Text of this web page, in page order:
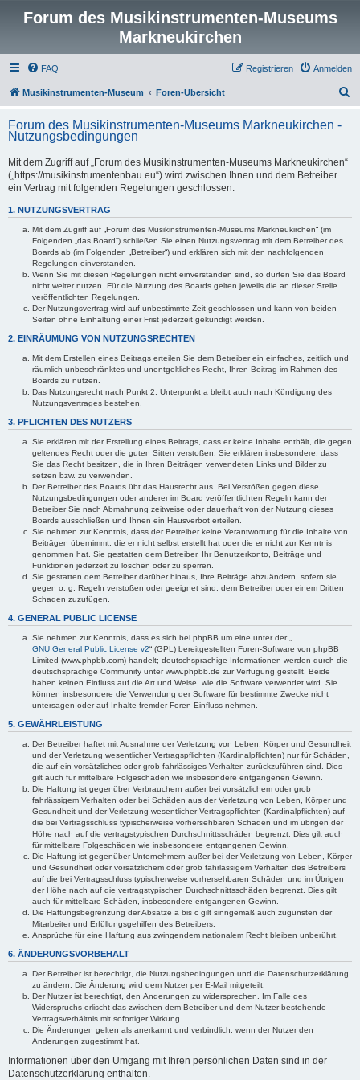
Forum des Musikinstrumenten-Museums
Markneukirchen
FAQ Anmelden
Registrieren
Musikinstrumenten-Museum Foren-Übersicht
h
Forum des Musikinstrumenten-Museums Markneukirchen -
Nutzungsbedingungen
Mit dem Zugriff auf „Forum des Musikinstrumenten-Museums Markneukirchen“
(„https://musikinstrumentenbau.eu“) wird zwischen Ihnen und dem Betreiber
ein Vertrag mit folgenden Regelungen geschlossen:
1. NUTZUNGSVERTRAG
Mit dem Zugriff auf „Forum des Musikinstrumenten-Museums Markneukirchen“ (im
Folgenden „das Board“) schließen Sie einen Nutzungsvertrag mit dem Betreiber des
Boards ab (im Folgenden „Betreiber“) und erklären sich mit den nachfolgenden
Regelungen einverstanden.
Wenn Sie mit diesen Regelungen nicht einverstanden sind, so dürfen Sie das Board
nicht weiter nutzen. Für die Nutzung des Boards gelten jeweils die an dieser Stelle
veröffentlichten Regelungen.
Der Nutzungsvertrag wird auf unbestimmte Zeit geschlossen und kann von beiden
Seiten ohne Einhaltung einer Frist jederzeit gekündigt werden.
2. EINRÄUMUNG VON NUTZUNGSRECHTEN
Mit dem Erstellen eines Beitrags erteilen Sie dem Betreiber ein einfaches, zeitlich und
räumlich unbeschränktes und unentgeltliches Recht, Ihren Beitrag im Rahmen des
Boards zu nutzen.
Das Nutzungsrecht nach Punkt 2, Unterpunkt a bleibt auch nach Kündigung des
Nutzungsvertrages bestehen.
3. PFLICHTEN DES NUTZERS
Sie erklären mit der Erstellung eines Beitrags, dass er keine Inhalte enthält, die gegen
geltendes Recht oder die guten Sitten verstoßen. Sie erklären insbesondere, dass
Sie das Recht besitzen, die in Ihren Beiträgen verwendeten Links und Bilder zu
setzen bzw. zu verwenden.
Der Betreiber des Boards übt das Hausrecht aus. Bei Verstößen gegen diese
Nutzungsbedingungen oder anderer im Board veröffentlichten Regeln kann der
Betreiber Sie nach Abmahnung zeitweise oder dauerhaft von der Nutzung dieses
Boards ausschließen und Ihnen ein Hausverbot erteilen.
Sie nehmen zur Kenntnis, dass der Betreiber keine Verantwortung für die Inhalte von
Beiträgen übernimmt, die er nicht selbst erstellt hat oder die er nicht zur Kenntnis
genommen hat. Sie gestatten dem Betreiber, Ihr Benutzerkonto, Beiträge und
Funktionen jederzeit zu löschen oder zu sperren.
Sie gestatten dem Betreiber darüber hinaus, Ihre Beiträge abzuändern, sofern sie
gegen o. g. Regeln verstoßen oder geeignet sind, dem Betreiber oder einem Dritten
Schaden zuzufügen.
4. GENERAL PUBLIC LICENSE
Sie nehmen zur Kenntnis, dass es sich bei phpBB um eine unter der „
GNU General Public License v2“ (GPL) bereitgestellten Foren-Software von phpBB
Limited (www.phpbb.com) handelt; deutschsprachige Informationen werden durch die
deutschsprachige Community unter www.phpbb.de zur Verfügung gestellt. Beide
haben keinen Einfluss auf die Art und Weise, wie die Software verwendet wird. Sie
können insbesondere die Verwendung der Software für bestimmte Zwecke nicht
untersagen oder auf Inhalte fremder Foren Einfluss nehmen.
5. GEWÄHRLEISTUNG
Der Betreiber haftet mit Ausnahme der Verletzung von Leben, Körper und Gesundheit
und der Verletzung wesentlicher Vertragspflichten (Kardinalpflichten) nur für Schäden,
die auf ein vorsätzliches oder grob fahrlässiges Verhalten zurückzuführen sind. Dies
gilt auch für mittelbare Folgeschäden wie insbesondere entgangenen Gewinn.
Die Haftung ist gegenüber Verbrauchern außer bei vorsätzlichem oder grob
fahrlässigem Verhalten oder bei Schäden aus der Verletzung von Leben, Körper und
Gesundheit und der Verletzung wesentlicher Vertragspflichten (Kardinalpflichten) auf
die bei Vertragsschluss typischerweise vorhersehbaren Schäden und im übrigen der
Höhe nach auf die vertragstypischen Durchschnittsschäden begrenzt. Dies gilt auch
für mittelbare Folgeschäden wie insbesondere entgangenen Gewinn.
Die Haftung ist gegenüber Unternehmern außer bei der Verletzung von Leben, Körper
und Gesundheit oder vorsätzlichem oder grob fahrlässigem Verhalten des Betreibers
auf die bei Vertragsschluss typischerweise vorhersehbaren Schäden und im Übrigen
der Höhe nach auf die vertragstypischen Durchschnittsschäden begrenzt. Dies gilt
auch für mittelbare Schäden, insbesondere entgangenen Gewinn.
Die Haftungsbegrenzung der Absätze a bis c gilt sinngemäß auch zugunsten der
Mitarbeiter und Erfüllungsgehilfen des Betreibers.
Ansprüche für eine Haftung aus zwingendem nationalem Recht bleiben unberührt.
6. ÄNDERUNGSVORBEHALT
Der Betreiber ist berechtigt, die Nutzungsbedingungen und die Datenschutzerklärung
zu ändern. Die Änderung wird dem Nutzer per E-Mail mitgeteilt.
Der Nutzer ist berechtigt, den Änderungen zu widersprechen. Im Falle des
Widerspruchs erlischt das zwischen dem Betreiber und dem Nutzer bestehende
Vertragsverhältnis mit sofortiger Wirkung.
Die Änderungen gelten als anerkannt und verbindlich, wenn der Nutzer den
Änderungen zugestimmt hat.
Informationen über den Umgang mit Ihren persönlichen Daten sind in der
Datenschutzerklärung enthalten.